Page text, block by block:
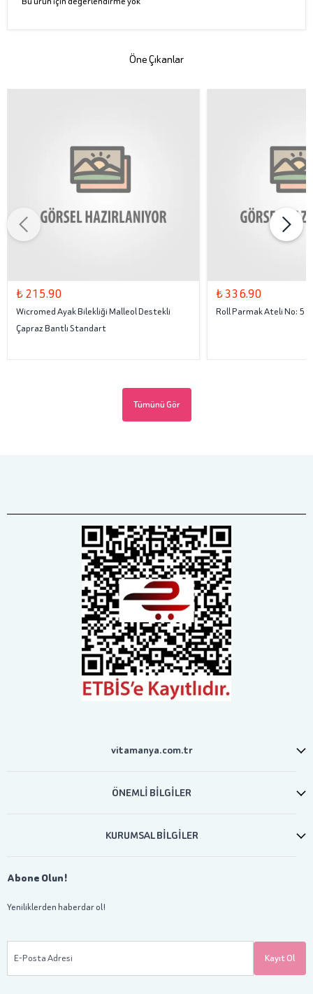
Öne Çıkanlar
₺ 215.90
Wicromed Ayak Bilekliği Malleol Destekli
Çapraz Bantlı Standart
₺ 336.90
Roll Parmak Ateli No: 5
Tümünü Gör
vitamanya.com.tr
ÖNEMLİ BİLGİLER
KURUMSAL BİLGİLER
Abone Olun!
Yeniliklerden haberdar ol!
E-Posta Adresi Kayıt Ol